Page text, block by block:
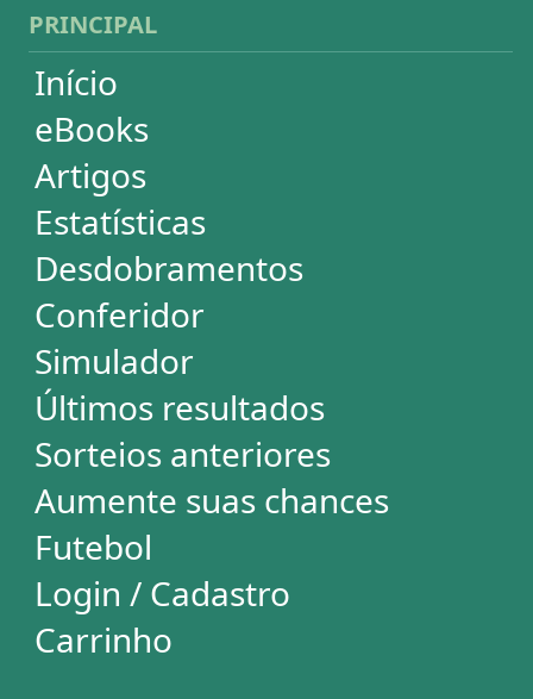
eBooks
Artigos
Estatísticas
Desdobramentos
Conferidor
Simulador
Últimos resultados
Sorteios anteriores
Aumente suas chances
Futebol
Login / Cadastro
Carrinho
SORTEIOS
Mega-Sena
Lotofácil